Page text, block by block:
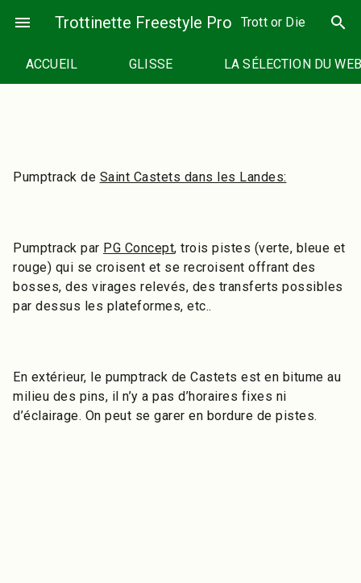
menu Trottinette Freestyle Pro Trott or Die search
ACCUEIL GLISSE LA SÉLECTION DU
Pumptrack de Saint Castets dans les Landes:
Pumptrack par PG Concept, trois pistes (verte, bleue et
rouge) qui se croisent et se recroisent offrant des
bosses, des virages relevés, des transferts possibles
par dessus les plateformes, etc..
En extérieur, le pumptrack de Castets est en bitume au
milieu des pins, il n’y a pas d’horaires fixes ni
d’éclairage. On peut se garer en bordure de pistes.